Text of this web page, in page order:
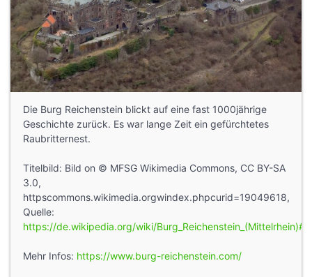
Die Burg Reichenstein blickt auf eine fast 1000jährige
Geschichte zurück. Es war lange Zeit ein gefürchtetes
Raubritternest.
Titelbild: Bild on © MFSG Wikimedia Commons, CC BY-SA
3.0,
httpscommons.wikimedia.orgwindex.phpcurid=19049618,
Quelle:
https://de.wikipedia.org/wiki/Burg_Reichenstein_(Mittelrhein)#/
Mehr Infos: https://www.burg-reichenstein.com/